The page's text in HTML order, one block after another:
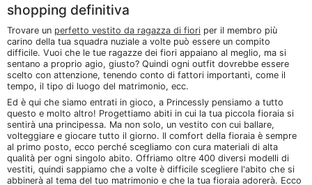
shopping definitiva
Trovare un perfetto vestito da ragazza di fiori per il membro più
carino della tua squadra nuziale a volte può essere un compito
difficile. Vuoi che le tue ragazze dei fiori appaiano al meglio, ma si
sentano a proprio agio, giusto? Quindi ogni outfit dovrebbe essere
scelto con attenzione, tenendo conto di fattori importanti, come il
tempo, il tipo di luogo del matrimonio, ecc.
Ed è qui che siamo entrati in gioco, a Princessly pensiamo a tutto
questo e molto altro! Progettiamo abiti in cui la tua piccola fioraia si
sentirà una principessa. Ma non solo, un vestito con cui ballare,
volteggiare e giocare tutto il giorno. Il comfort della fioraia è sempre
al primo posto, ecco perché scegliamo con cura materiali di alta
qualità per ogni singolo abito. Offriamo oltre 400 diversi modelli di
vestiti, quindi sappiamo che a volte è difficile scegliere l'abito che si
abbinerà al tema del tuo matrimonio e che la tua fioraia adorerà. Ecco